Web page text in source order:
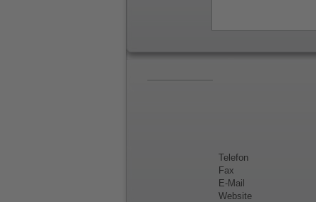
Telefon
Fax
E-Mail
Website